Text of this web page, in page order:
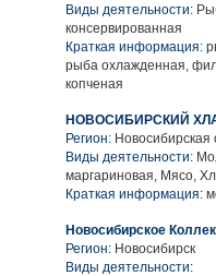
Виды деятельности:
консервированная
Краткая информация:
рыба охлажденная,
копченая
НОВОСИБИРСКИЙ
Регион: Новосибирская
Виды деятельности:
маргариновая, Мясо,
Краткая информация:
Новосибирское
Регион: Новосибирск
Виды деятельности: